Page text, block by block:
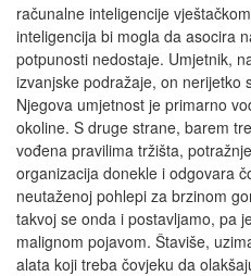
računalne inteligencije
inteligencija bi mogla da asocira
potpunosti nedostaje. Umjetnik,
izvanjske podražaje, on nerijetko
Njegova umjetnost je primarno
okoline. S druge strane, barem
vođena pravilima tržišta,
organizacija donekle i odgovara
neutaženoj pohlepi za brzinom
takvoj se onda i postavljamo, pa
malignom pojavom. Štaviše,
alata koji treba čovjeku da